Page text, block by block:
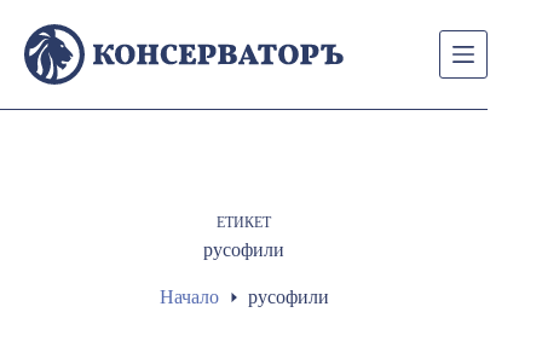
content
ЕТИКЕТ
русофили
Начало русофили